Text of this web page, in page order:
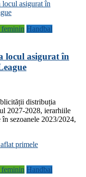
Handbal
locul asigurat în
distribuția
2027-2028, ierarhiile
sezoanele 2023/2024,
Handbal